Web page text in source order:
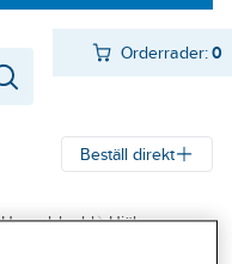
Orderrader:0
Beställ direkt
Huvudskydd Hjälmar